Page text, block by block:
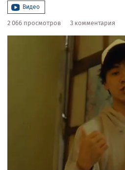
Видео
2 066 просмотров 3 комментария